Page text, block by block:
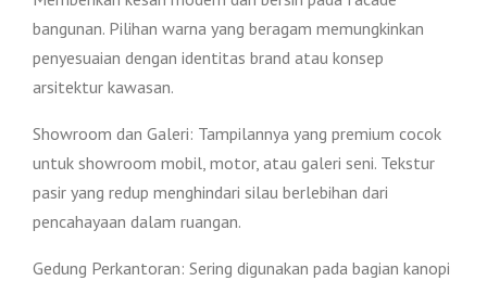
bangunan. Pilihan warna yang beragam memungkinkan
penyesuaian dengan identitas brand atau konsep
arsitektur kawasan.
Showroom dan Galeri: Tampilannya yang premium cocok
untuk showroom mobil, motor, atau galeri seni. Tekstur
pasir yang redup menghindari silau berlebihan dari
pencahayaan dalam ruangan.
Gedung Perkantoran: Sering digunakan pada bagian kanopi